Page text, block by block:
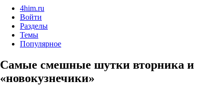
4him.ru
Войти
Разделы
Темы
Популярное
Самые смешные шутки вторника и
«новокузнечики»